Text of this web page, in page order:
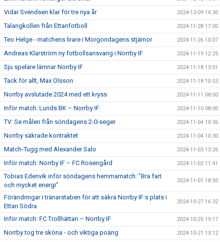
Vidar Svendsen klar för tre nya år 2024-12-09 14:30
Talangkollen från Ettanfotboll 2024-11-28 17:00
Teo Helge - matchens lirare i Morgondagens stjärnor 2024-11-26 10:07
Andreas Klarström ny fotbollsansvarig i Norrby IF 2024-11-19 12:25
Sju spelare lämnar Norrby IF 2024-11-18 13:01
Tack för allt, Max Olsson 2024-11-18 10:53
Norrby avslutade 2024 med ett kryss 2024-11-11 08:00
Inför match: Lunds BK – Norrby IF 2024-11-10 08:00
TV: Se målen från söndagens 2-0-seger 2024-11-04 10:36
Norrby säkrade kontraktet 2024-11-04 10:30
Match-Tugg med Alexander Salo 2024-11-03 13:26
Inför match: Norrby IF – FC Rosengård 2024-11-02 11:41
Tobias Edenvik inför söndagens hemmamatch: "Bra fart
och mycket energi"
2024-11-01 18:50
Förändringar i tränarstaben för att säkra Norrby IF:s plats i
Ettan Södra
2024-10-27 16:32
Inför match: FC Trollhättan – Norrby IF 2024-10-25 19:17
Norrby tog tre sköna - och viktiga poäng 2024-10-21 13:12